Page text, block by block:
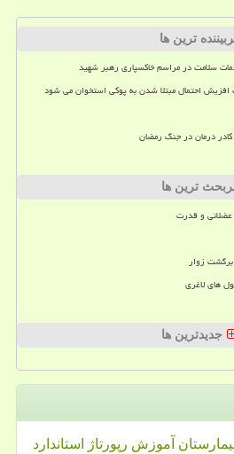
ترین ها
سلامت در مراسم خاکسپاری رهبر شهید
احتمال مبتلا شدن به پوکی استخوان می شود
درمان در جنگ رمضان
ترین ها
عضلانی و قدرت
زوار
های لاغری
جدیدترین ها
آموزش رپورتاژ
استاندارد